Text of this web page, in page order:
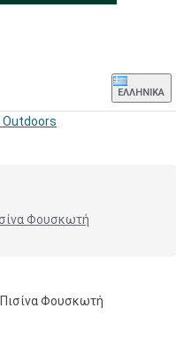
ΕΛΛΗΝΙΚΆ
Φουσκωτή